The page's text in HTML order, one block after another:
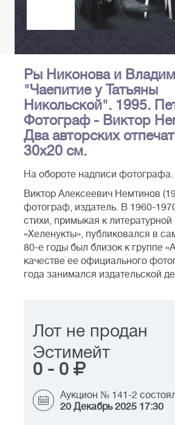
Ры Никонова и
"Чаепитие у Татьяны
Никольской". 1995.
Фотограф - Виктор
Два авторских
30х20 см.
На обороте надписи фотографа.
Виктор Алексеевич Немтинов
фотограф, издатель. В 1960-
стихи, примыкая к литературной
«Хеленукты», публиковался в
80-е годы был близок к группе
качестве ее официального
года занимался издательской
Лот не продан
Эстимейт
0 - 0
Аукцион № 141-2
20 Декабрь 2025 17:30